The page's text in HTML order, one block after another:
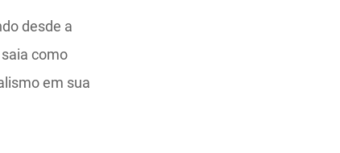
desde a
como
em sua